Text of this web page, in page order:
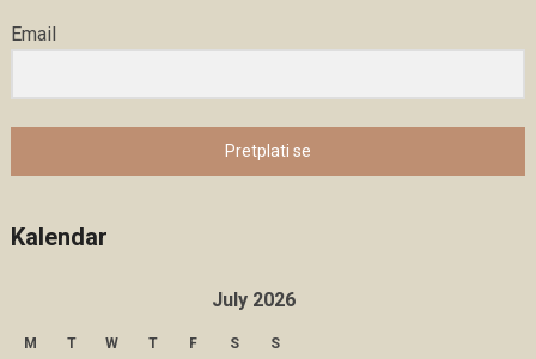
Email
Pretplati se
Kalendar
July 2026
M T W T F S S